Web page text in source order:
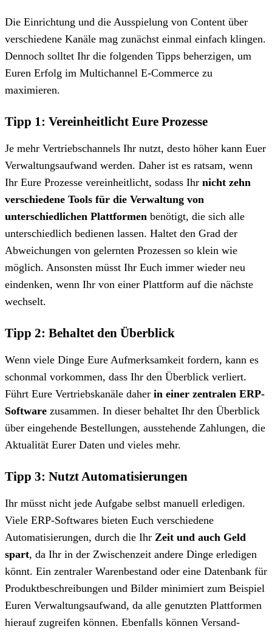
Die Einrichtung und die Ausspielung von Content über
verschiedene Kanäle mag zunächst einmal einfach klingen.
Dennoch solltet Ihr die folgenden Tipps beherzigen, um
Euren Erfolg im Multichannel E-Commerce zu
maximieren.
Tipp 1: Vereinheitlicht Eure Prozesse
Je mehr Vertriebschannels Ihr nutzt, desto höher kann Euer
Verwaltungsaufwand werden. Daher ist es ratsam, wenn
Ihr Eure Prozesse vereinheitlicht, sodass Ihr nicht zehn
verschiedene Tools für die Verwaltung von
unterschiedlichen Plattformen benötigt, die sich alle
unterschiedlich bedienen lassen. Haltet den Grad der
Abweichungen von gelernten Prozessen so klein wie
möglich. Ansonsten müsst Ihr Euch immer wieder neu
eindenken, wenn Ihr von einer Plattform auf die nächste
wechselt.
Tipp 2: Behaltet den Überblick
Wenn viele Dinge Eure Aufmerksamkeit fordern, kann es
schonmal vorkommen, dass Ihr den Überblick verliert.
Führt Eure Vertriebskanäle daher in einer zentralen ERP-
Software zusammen. In dieser behaltet Ihr den Überblick
über eingehende Bestellungen, ausstehende Zahlungen, die
Aktualität Eurer Daten und vieles mehr.
Tipp 3: Nutzt Automatisierungen
Ihr müsst nicht jede Aufgabe selbst manuell erledigen.
Viele ERP-Softwares bieten Euch verschiedene
Automatisierungen, durch die Ihr Zeit und auch Geld
spart, da Ihr in der Zwischenzeit andere Dinge erledigen
könnt. Ein zentraler Warenbestand oder eine Datenbank für
Produktbeschreibungen und Bilder minimiert zum Beispiel
Euren Verwaltungsaufwand, da alle genutzten Plattformen
hierauf zugreifen können. Ebenfalls können Versand-